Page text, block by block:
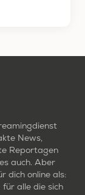
News,
Reportagen
auch. Aber
dich online als:
alle die sich